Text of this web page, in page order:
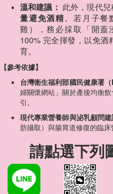
溫和建議： 此外，現代
量避免酒精。若月子餐
雞），務必採取「開蓋
100% 完全揮發，以免
育。
【參考依據】
台灣衛生福利部國民健康署（
婦關懷網站」關於產後均衡
引。
現代專業營養師與泌乳顧問
肪攝取）與腸胃道修復的臨床
請點選下列